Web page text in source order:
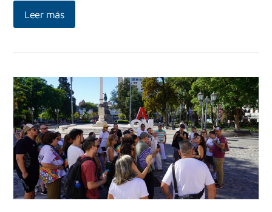
Leer más